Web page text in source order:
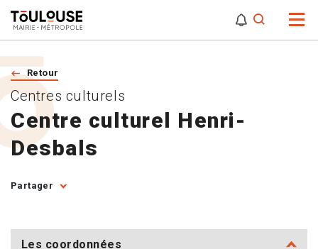
Retour
Centre culturel Henri-
Desbals
Centres culturels
Partager
Les coordonnées